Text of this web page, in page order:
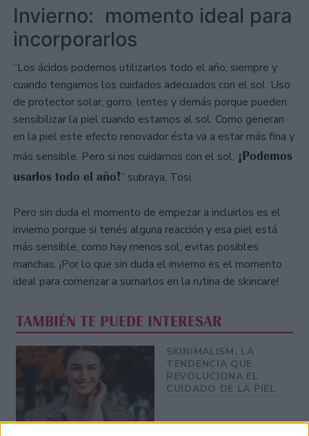
Invierno: momento ideal para
incorporarlos
“Los ácidos podemos utilizarlos todo el año, siempre y
cuando tengamos los cuidados adecuados con el sol. Uso
de protector solar, gorro, lentes y demás porque pueden
sensibilizar la piel cuando estamos al sol. Como generan
en la piel este efecto renovador ésta va a estar más fina y
más sensible. Pero si nos cuidamos con el sol, ¡Podemos
usarlos todo el año!” subraya, Tosi.
Pero sin duda el momento de empezar a incluirlos es el
invierno porque si tenés alguna reacción y esa piel está
más sensible, como hay menos sol, evitas posibles
manchas. ¡Por lo que sin duda el invierno es el momento
ideal para comenzar a sumarlos en la rutina de skincare!
TAMBIÉN TE PUEDE INTERESAR
SKINIMALISM: LA
TENDENCIA QUE
REVOLUCIONA EL
CUIDADO DE LA PIEL